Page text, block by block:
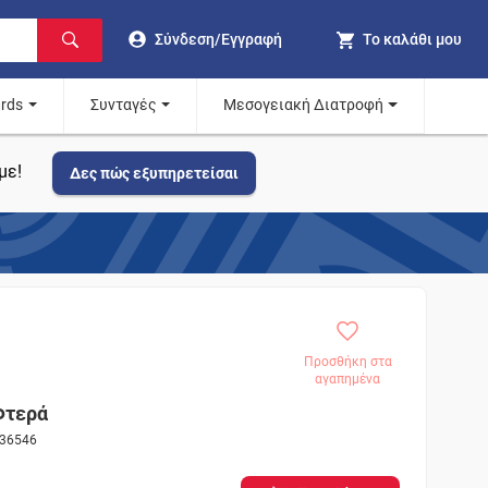
Σύνδεση/Εγγραφή Το καλάθι μου
Συνταγές Μεσογειακή Διατροφή
Δες πώς εξυπηρετείσαι
Προσθήκη στα
αγαπημένα